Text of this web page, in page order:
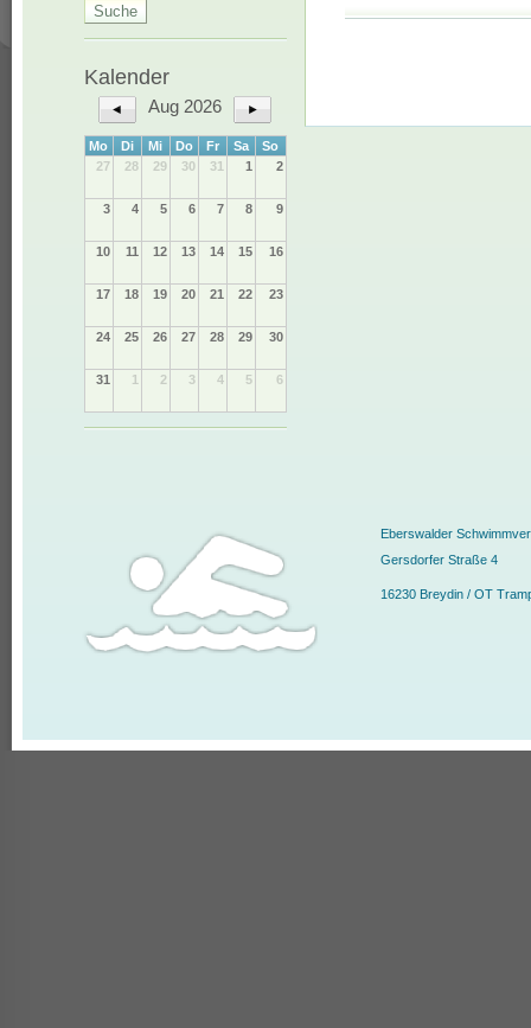
Kalender
◄ Aug 2026 ►
Mo Di Mi Do Fr Sa
So
27
28 29 30 31 1 2
3 4 5 6 7 8 9
10 11 12 13 14 15 16
17 18 19 20 21 22 23
24 25 26 27 28 29 30
31 1 2 3 4 5 6
Eberswalder
Gersdorfer Straße 4
16230 Breydin / OT